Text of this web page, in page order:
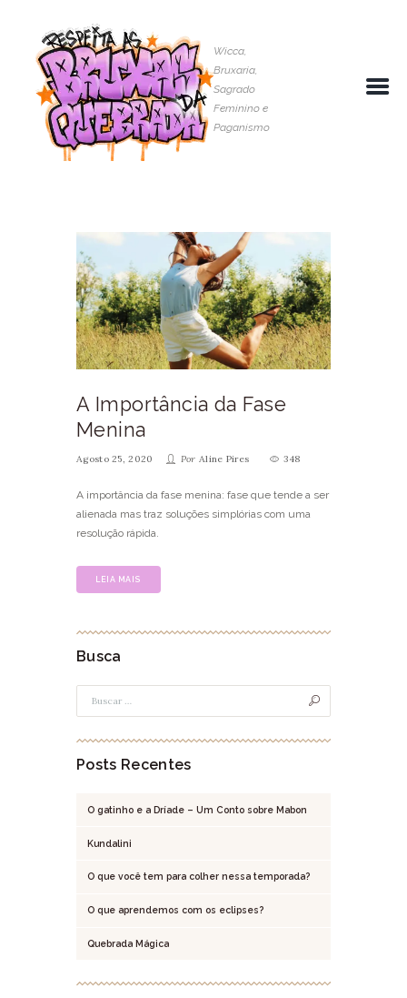
Wicca,
Bruxaria,
Sagrado
Feminino e
Paganismo
A Importância da Fase
Menina
Agosto 25, 2020 Por Aline Pires 348
A importância da fase menina: fase que tende a ser
alienada mas traz soluções simplórias com uma
resolução rápida.
LEIA MAIS
Busca
Posts Recentes
O gatinho e a Dríade – Um Conto sobre Mabon
Kundalini
O que você tem para colher nessa temporada?
O que aprendemos com os eclipses?
Quebrada Mágica